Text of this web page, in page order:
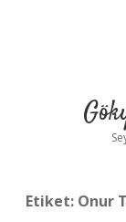
Etiket: Onur